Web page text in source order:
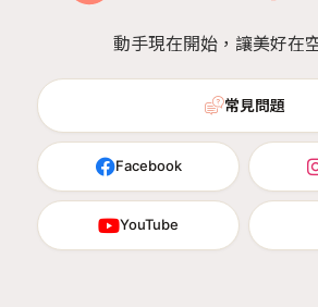
動手現在開始，讓美好在
常見問題
Facebook
YouTube